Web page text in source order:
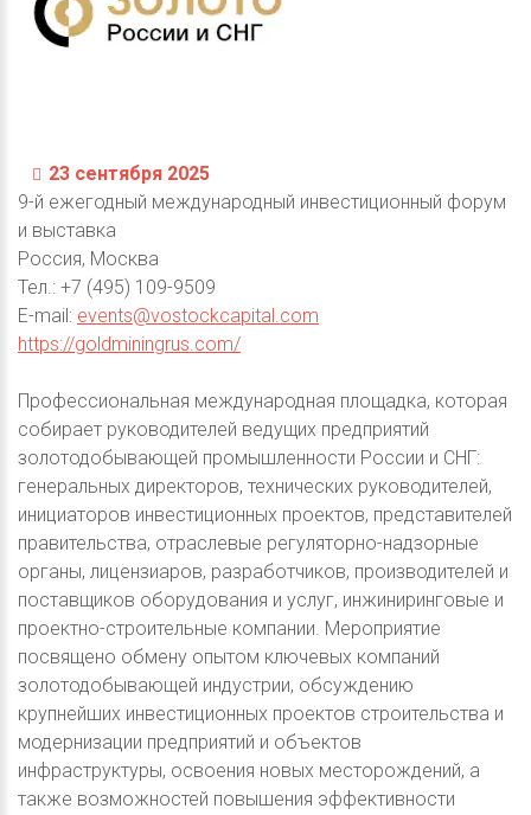
23 сентября 2025
9-й ежегодный международный инвестиционный форум
и выставка
Россия, Москва
Тел.: +7 (495) 109-9509
E-mail: events@vostockcapital.com
https://goldminingrus.com/
Профессиональная международная площадка, которая
собирает руководителей ведущих предприятий
золотодобывающей промышленности России и СНГ:
генеральных директоров, технических руководителей,
инициаторов инвестиционных проектов, представителей
правительства, отраслевые регуляторно-надзорные
органы, лицензиаров, разработчиков, производителей и
поставщиков оборудования и услуг, инжиниринговые и
проектно-строительные компании. Мероприятие
посвящено обмену опытом ключевых компаний
золотодобывающей индустрии, обсуждению
крупнейших инвестиционных проектов строительства и
модернизации предприятий и объектов
инфраструктуры, освоения новых месторождений, а
также возможностей повышения эффективности